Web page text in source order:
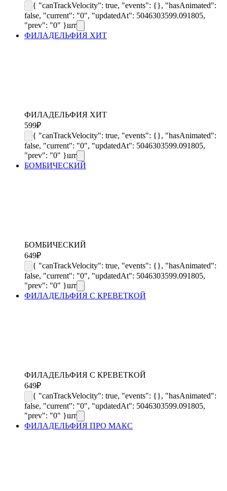
{ "canTrackVelocity": true, "events": {}, "hasAnimated":
false, "current": "0", "updatedAt": 5046303599.091805,
"prev": "0" }шт
ФИЛАДЕЛЬФИЯ ХИТ
ФИЛАДЕЛЬФИЯ ХИТ
599₽
{ "canTrackVelocity": true, "events": {}, "hasAnimated":
false, "current": "0", "updatedAt": 5046303599.091805,
"prev": "0" }шт
БОМБИЧЕСКИЙ
БОМБИЧЕСКИЙ
649₽
{ "canTrackVelocity": true, "events": {}, "hasAnimated":
false, "current": "0", "updatedAt": 5046303599.091805,
"prev": "0" }шт
ФИЛАДЕЛЬФИЯ С КРЕВЕТКОЙ
ФИЛАДЕЛЬФИЯ С КРЕВЕТКОЙ
649₽
{ "canTrackVelocity": true, "events": {}, "hasAnimated":
false, "current": "0", "updatedAt": 5046303599.091805,
"prev": "0" }шт
ФИЛАДЕЛЬФИЯ ПРО МАКС